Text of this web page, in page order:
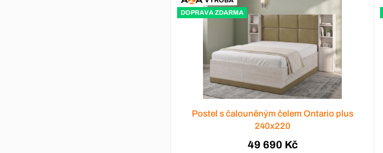
DOPRAVA ZDARMA
Postel s čalouněným čelem Ontario plus
240x220
49 690 Kč